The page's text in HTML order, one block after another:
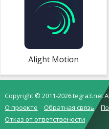
Alight Motion
Copyright © 2011-2026 tegra3.net
О проекте
Обратная связь
Отказ от ответствености